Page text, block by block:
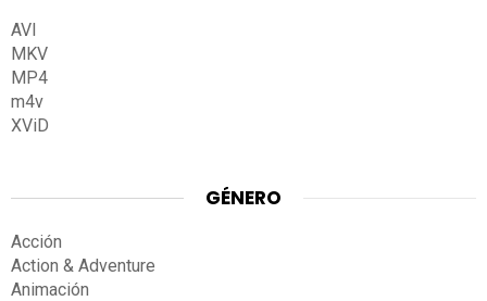
AVI
MKV
MP4
m4v
XViD
GÉNERO
Acción
Action & Adventure
Animación